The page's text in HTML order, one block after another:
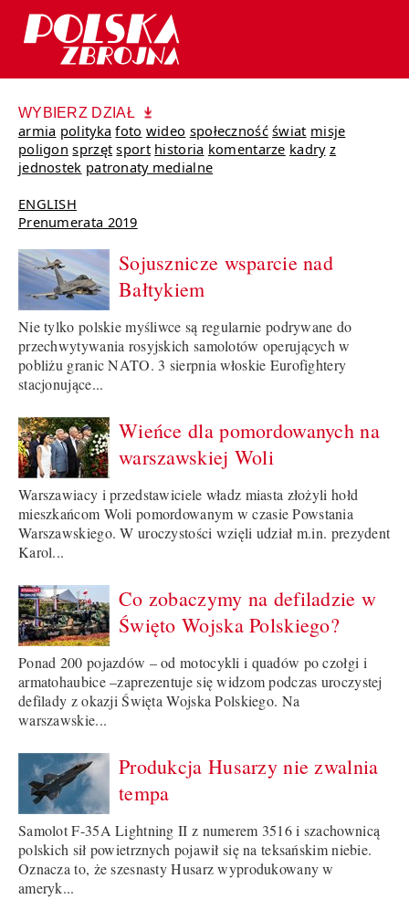
WYBIERZ DZIAŁ
armia polityka foto wideo społeczność świat misje
poligon sprzęt sport historia komentarze kadry z
jednostek patronaty medialne
ENGLISH
Prenumerata 2019
Sojusznicze wsparcie nad
Bałtykiem
Nie tylko polskie myśliwce są regularnie podrywane do
przechwytywania rosyjskich samolotów operujących w
pobliżu granic NATO. 3 sierpnia włoskie Eurofightery
stacjonujące...
Wieńce dla pomordowanych na
warszawskiej Woli
Warszawiacy i przedstawiciele władz miasta złożyli hołd
mieszkańcom Woli pomordowanym w czasie Powstania
Warszawskiego. W uroczystości wzięli udział m.in. prezydent
Karol...
Co zobaczymy na defiladzie w
Święto Wojska Polskiego?
Ponad 200 pojazdów – od motocykli i quadów po czołgi i
armatohaubice –zaprezentuje się widzom podczas uroczystej
defilady z okazji Święta Wojska Polskiego. Na
warszawskie...
Produkcja Husarzy nie zwalnia
tempa
Samolot F-35A Lightning II z numerem 3516 i szachownicą
polskich sił powietrznych pojawił się na teksańskim niebie.
Oznacza to, że szesnasty Husarz wyprodukowany w
ameryk...